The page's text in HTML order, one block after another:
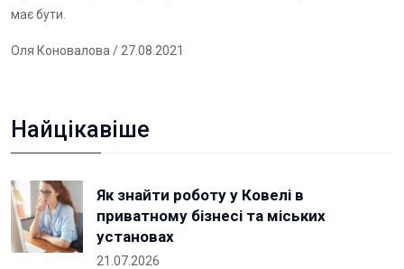
має бути.
Оля Коновалова / 27.08.2021
Найцікавіше
Як знайти роботу у Ковелі в
приватному бізнесі та міських
установах
21.07.2026